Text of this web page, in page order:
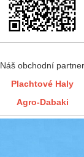
Náš obchodní partner
Plachtové Haly
Agro-Dabaki